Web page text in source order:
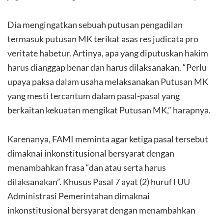
Dia mengingatkan sebuah putusan pengadilan
termasuk putusan MK terikat asas res judicata pro
veritate habetur. Artinya, apa yang diputuskan hakim
harus dianggap benar dan harus dilaksanakan. “Perlu
upaya paksa dalam usaha melaksanakan Putusan MK
yang mesti tercantum dalam pasal-pasal yang
berkaitan kekuatan mengikat Putusan MK,” harapnya.
Karenanya, FAMI meminta agar ketiga pasal tersebut
dimaknai inkonstitusional bersyarat dengan
menambahkan frasa “dan atau serta harus
dilaksanakan”. Khusus Pasal 7 ayat (2) huruf l UU
Administrasi Pemerintahan dimaknai
inkonstitusional bersyarat dengan menambahkan